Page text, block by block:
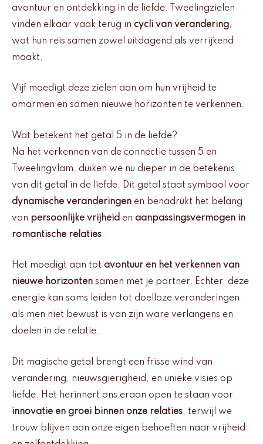
avontuur en ontdekking in de liefde. Tweelingzielen
vinden elkaar vaak terug in cycli van verandering,
wat hun reis samen zowel uitdagend als verrijkend
maakt.
Vijf moedigt deze zielen aan om hun vrijheid te
omarmen en samen nieuwe horizonten te verkennen.
Wat betekent het getal 5 in de liefde?
Na het verkennen van de connectie tussen 5 en
Tweelingvlam, duiken we nu dieper in de betekenis
van dit getal in de liefde. Dit getal staat symbool voor
dynamische veranderingen en benadrukt het belang
van persoonlijke vrijheid en aanpassingsvermogen in
romantische relaties.
Het moedigt aan tot avontuur en het verkennen van
nieuwe horizonten samen met je partner. Echter, deze
energie kan soms leiden tot doelloze veranderingen
als men niet bewust is van zijn ware verlangens en
doelen in de relatie.
Dit magische getal brengt een frisse wind van
verandering, nieuwsgierigheid, en unieke visies op
liefde. Het herinnert ons eraan open te staan voor
innovatie en groei binnen onze relaties, terwijl we
trouw blijven aan onze eigen behoeften naar vrijheid